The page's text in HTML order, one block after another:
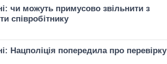
чи можуть примусово звільнити з
співробітнику
Нацполіція попередила про перевірку